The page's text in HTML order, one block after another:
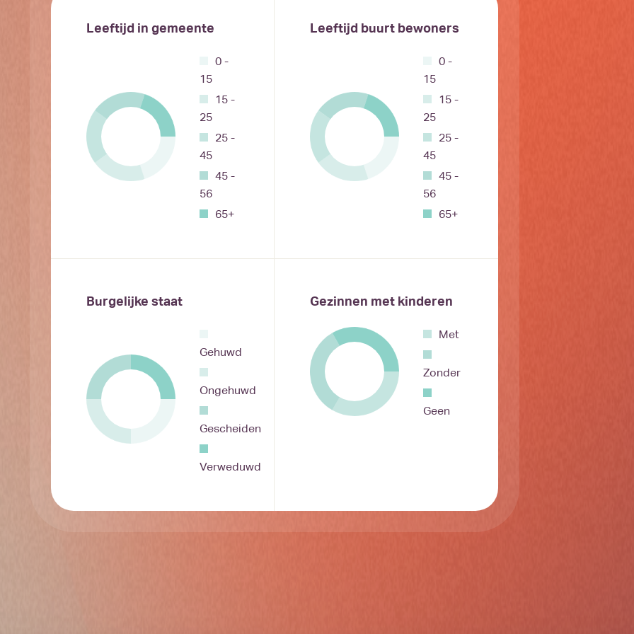
Leeftijd in gemeente
0 -
15
15 -
25
25 -
45
45 -
56
65+
Leeftijd buurt bewoners
0 -
15
15 -
25
25 -
45
45 -
56
65+
Burgelijke staat
Gehuwd
Ongehuwd
Gescheiden
Verweduwd
Gezinnen met kinderen
Met
Zonder
Geen